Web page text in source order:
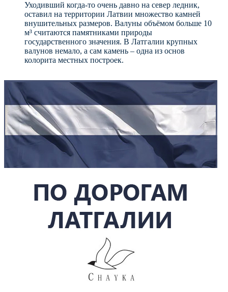
Уходивший когда-то очень давно на север ледник,
оставил на территории Латвии множество камней
внушительных размеров. Валуны объёмом больше 10
м³ считаются памятниками природы
государственного значения. В Латгалии крупных
валунов немало, а сам камень – одна из основ
колорита местных построек.